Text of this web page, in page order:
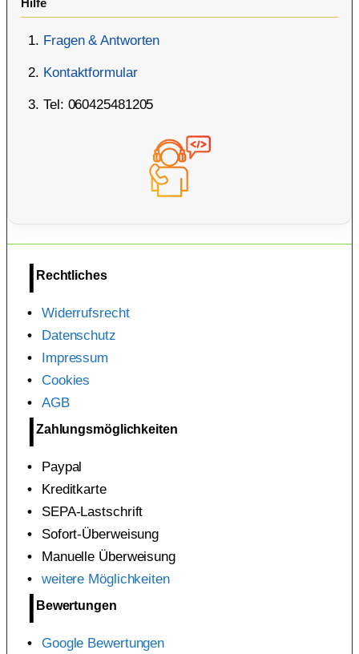
Fragen & Antworten
Kontaktformular
Tel: 060425481205
Rechtliches
Widerrufsrecht
Datenschutz
Impressum
Cookies
AGB
Zahlungsmöglichkeiten
Paypal
Kreditkarte
SEPA-Lastschrift
Sofort-Überweisung
Manuelle Überweisung
weitere Möglichkeiten
Bewertungen
Google Bewertungen